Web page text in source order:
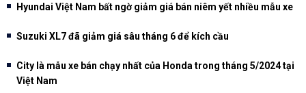
Hyundai Việt Nam bất ngờ giảm giá bán niêm yết nhiều mẫu xe
Suzuki XL7 đã giảm giá sâu tháng 6 để kích cầu
City là mẫu xe bán chạy nhất của Honda trong tháng 5/2024 tại
Việt Nam